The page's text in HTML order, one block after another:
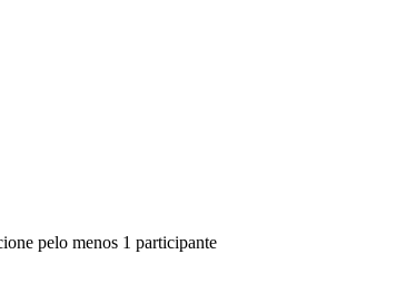
pelo menos 1 participante